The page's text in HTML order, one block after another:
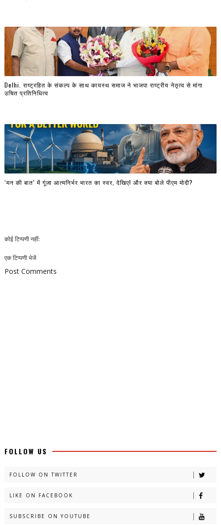
Delhi. राष्ट्रहित के संकल्प के साथ कायस्थ समाज ने भाजपा राष्ट्रीय नेतृत्व से मांगा
उचित प्रतिनिधित्व
‘मन की बात’ में गूंजा आत्मनिर्भर भारत का स्वर, देखिए! और क्या बोले पीएम मोदी?
कोई टिप्पणी नहीं:
एक टिप्पणी भेजें
Post Comments
FOLLOW US
FOLLOW ON TWITTER
LIKE ON FACEBOOK
SUBSCRIBE ON YOUTUBE